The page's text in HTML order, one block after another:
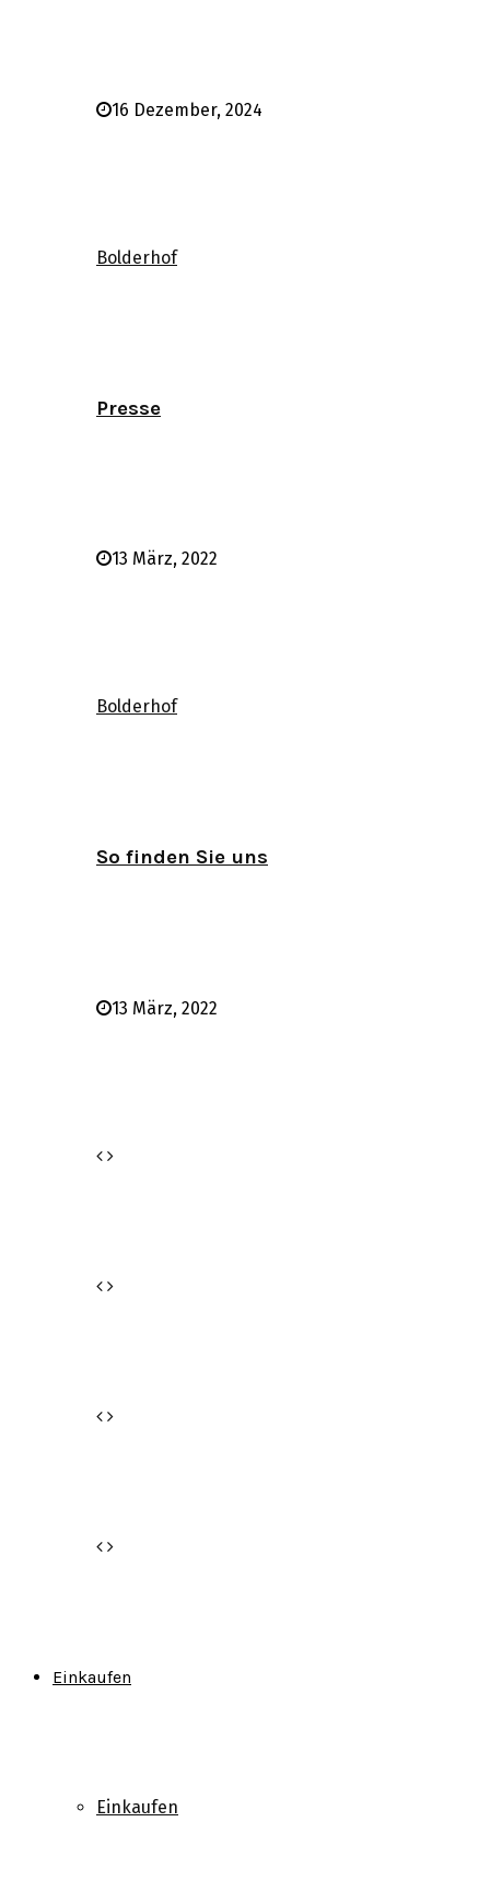
16 Dezember, 2024
Bolderhof
Presse
13 März, 2022
Bolderhof
So finden Sie uns
13 März, 2022
Einkaufen
Einkaufen